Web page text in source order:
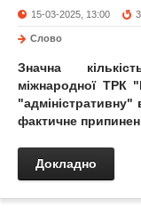
15-03-2025, 13:00
Слово
Значна
міжнародної ТРК
фактичне
Докладно